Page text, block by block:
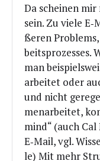
Da schei­nen
sein. Zu vie­le
ße­ren
beits­pro­zes­ses.
man
ar­bei­tet oder
und nicht
men­ar­bei­tet,
mind“ (auch
E‑Mail, vgl.
le) Mit mehr